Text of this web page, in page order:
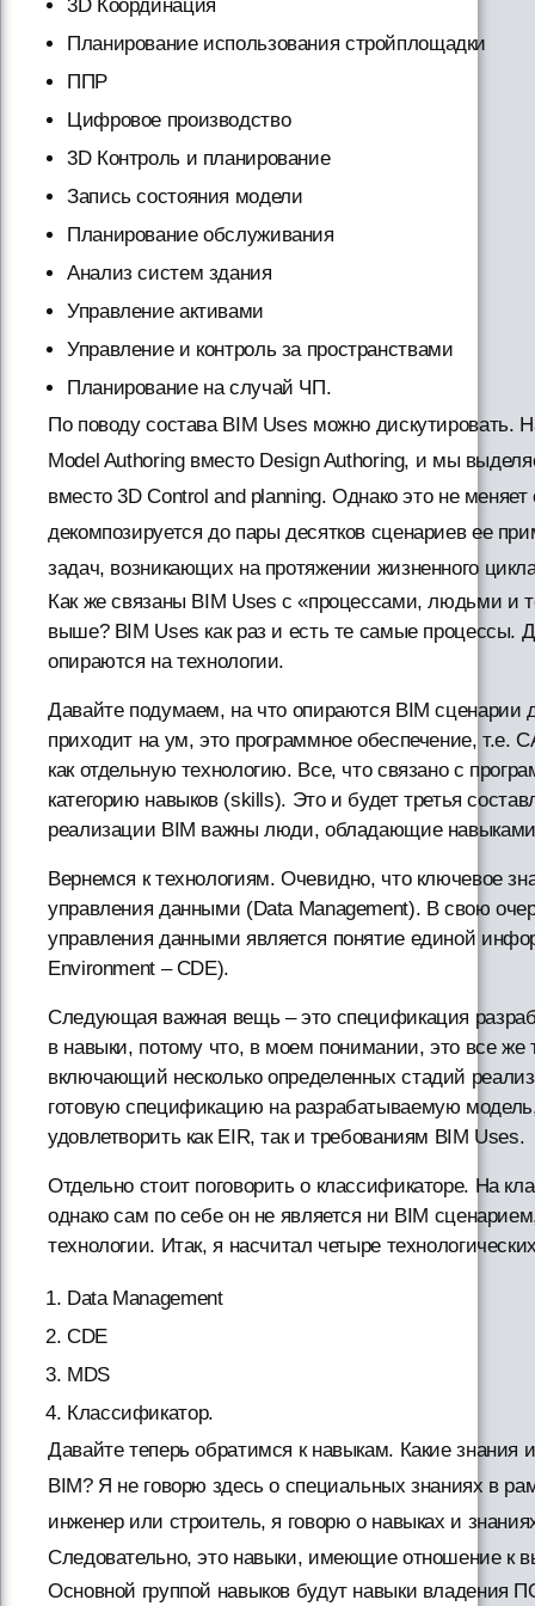
3D Координация
Планирование использования стройплощадки
ППР
Цифровое производство
3D Контроль и планирование
Запись состояния модели
Планирование обслуживания
Анализ систем здания
Управление активами
Управление и контроль за пространствами
Планирование на случай ЧП.
По поводу состава BIM Uses можно дискутировать.
Model Authoring вместо Design Authoring, и мы
вместо 3D Control and planning. Однако это не
декомпозируется до пары десятков сценариев ее
задач, возникающих на протяжении жизненного
Как же связаны BIM Uses с «процессами, людьми и
выше? BIM Uses как раз и есть те самые процессы.
опираются на технологии.
Давайте подумаем, на что опираются BIM сценарии
приходит на ум, это программное обеспечение, т.е.
как отдельную технологию. Все, что связано с
категорию навыков (skills). Это и будет третья
реализации BIM важны люди, обладающие
Вернемся к технологиям. Очевидно, что ключевое
управления данными (Data Management). В свою
управления данными является понятие единой
Environment – CDE).
Следующая важная вещь – это спецификация
в навыки, потому что, в моем понимании, это все же
включающий несколько определенных стадий
готовую спецификацию на разрабатываемую
удовлетворить как EIR, так и требованиям BIM Uses.
Отдельно стоит поговорить о классификаторе. На
однако сам по себе он не является ни BIM
технологии. Итак, я насчитал четыре
Data Management
CDE
MDS
Классификатор.
Давайте теперь обратимся к навыкам. Какие
BIM? Я не говорю здесь о специальных знаниях в
инженер или строитель, я говорю о навыках и
Следовательно, это навыки, имеющие отношение к
Основной группой навыков будут навыки владения